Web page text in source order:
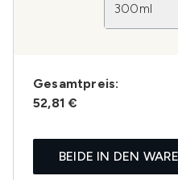
300ml
Gesamtpreis:
52,81 €
BEIDE IN DEN